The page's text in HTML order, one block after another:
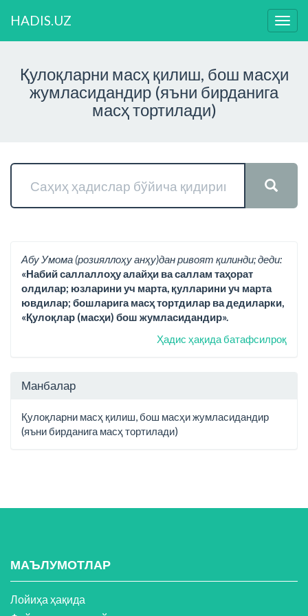
HADIS.UZ
Қулоқларни масҳ қилиш, бош масҳи
жумласидандир (яъни бирданига
масҳ тортилади)
Абу Умома (розияллоҳу анҳу)дан ривоят қилинди; деди:
«Набий саллаллоҳу алайҳи ва саллам таҳорат
олдилар; юзларини уч марта, қулларини уч марта
ювдилар; бошларига масҳ тортдилар ва дедиларки,
«Қулоқлар (масҳи) бош жумласидандир».
Ҳадис ҳақида батафсилроқ
Манбалар
Қулоқларни масҳ қилиш, бош масҳи жумласидандир
(яъни бирданига масҳ тортилади)
МАЪЛУМОТЛАР
Лойиҳа ҳақида